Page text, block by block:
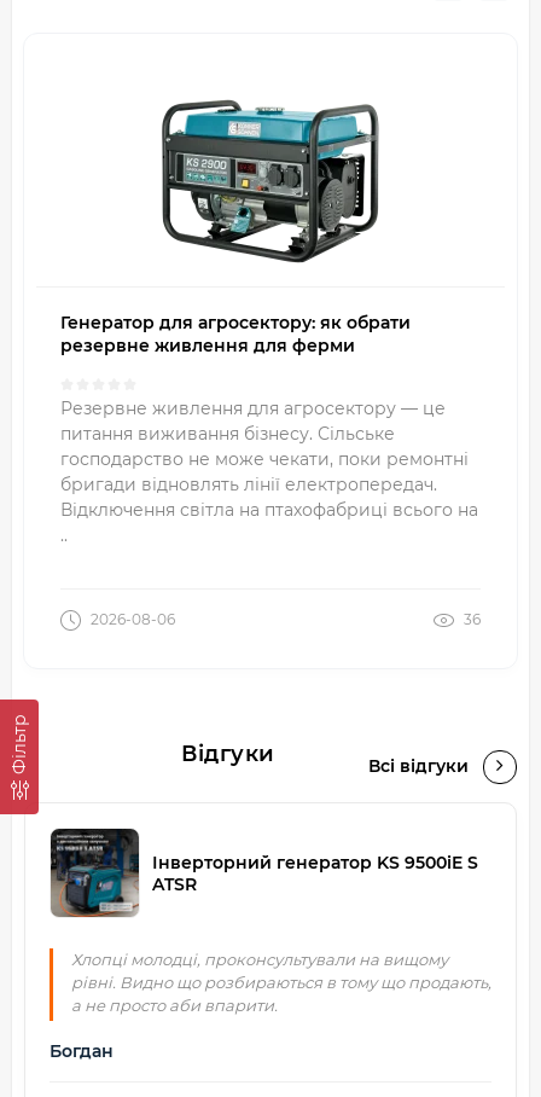
Фільтр
Генератор для агросектору: як обрати
резервне живлення для ферми
Резервне живлення для агросектору — це
питання виживання бізнесу. Сільське
господарство не може чекати, поки ремонтні
бригади відновлять лінії електропередач.
Відключення світла на птахофабриці всього на
..
2026-08-06 36
Відгуки Всі відгуки
Інверторний генератор KS 9500iE S
ATSR
Хлопці молодці, проконсультували на вищому
рівні. Видно що розбираються в тому що продають,
а не просто аби впарити.
Богдан